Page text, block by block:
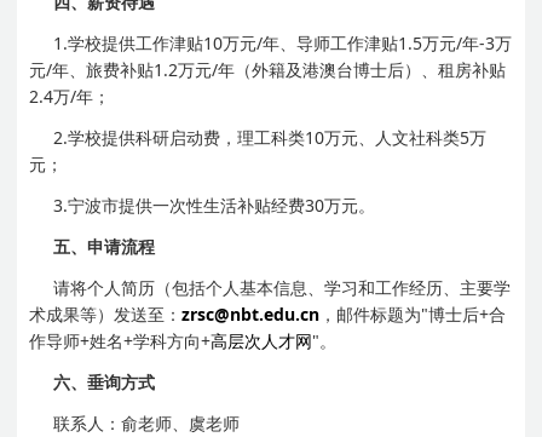
1.学校提供工作津贴10万元/年、导师工作津贴1.5万元/年-3万
元/年、旅费补贴1.2万元/年（外籍及港澳台博士后）、租房补贴
2.4万/年；
2.学校提供科研启动费，理工科类10万元、人文社科类5万
元；
3.宁波市提供一次性生活补贴经费30万元。
五、申请流程
请将个人简历（包括个人基本信息、学习和工作经历、主要学
术成果等）发送至：zrsc@nbt.edu.cn ，邮件标题为"博士后+合
作导师+姓名+学科方向+高层次人才网"。
六、垂询方式
联系人：俞老师、虞老师